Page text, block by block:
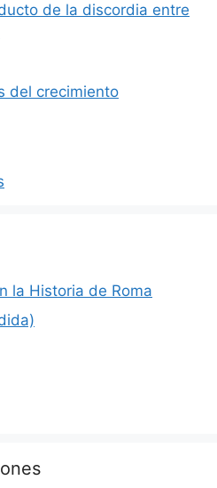
de la discordia entre
del crecimiento
la Historia de Roma